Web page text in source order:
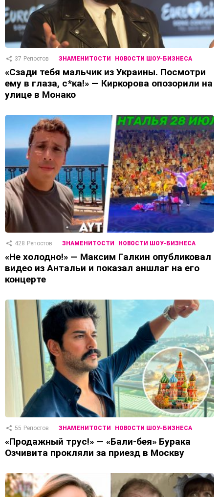
37 Репостов ЗНАМЕНИТОСТИ НОВОСТИ ШОУ-БИЗНЕСА
«Сзади тебя мальчик из Украины. Посмотри
ему в глаза, с*ка!» — Киркорова опозорили на
улице в Монако
428 Репостов ЗНАМЕНИТОСТИ НОВОСТИ ШОУ-БИЗНЕСА
«Не холодно!» — Максим Галкин опубликовал
видео из Антальи и показал аншлаг на его
концерте
55 Репостов ЗНАМЕНИТОСТИ НОВОСТИ ШОУ-БИЗНЕСА
«Продажный трус!» — «Бали-бея» Бурака
Озчивита прокляли за приезд в Москву